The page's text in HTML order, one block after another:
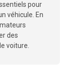
pour
véhicule. En
des
voiture.